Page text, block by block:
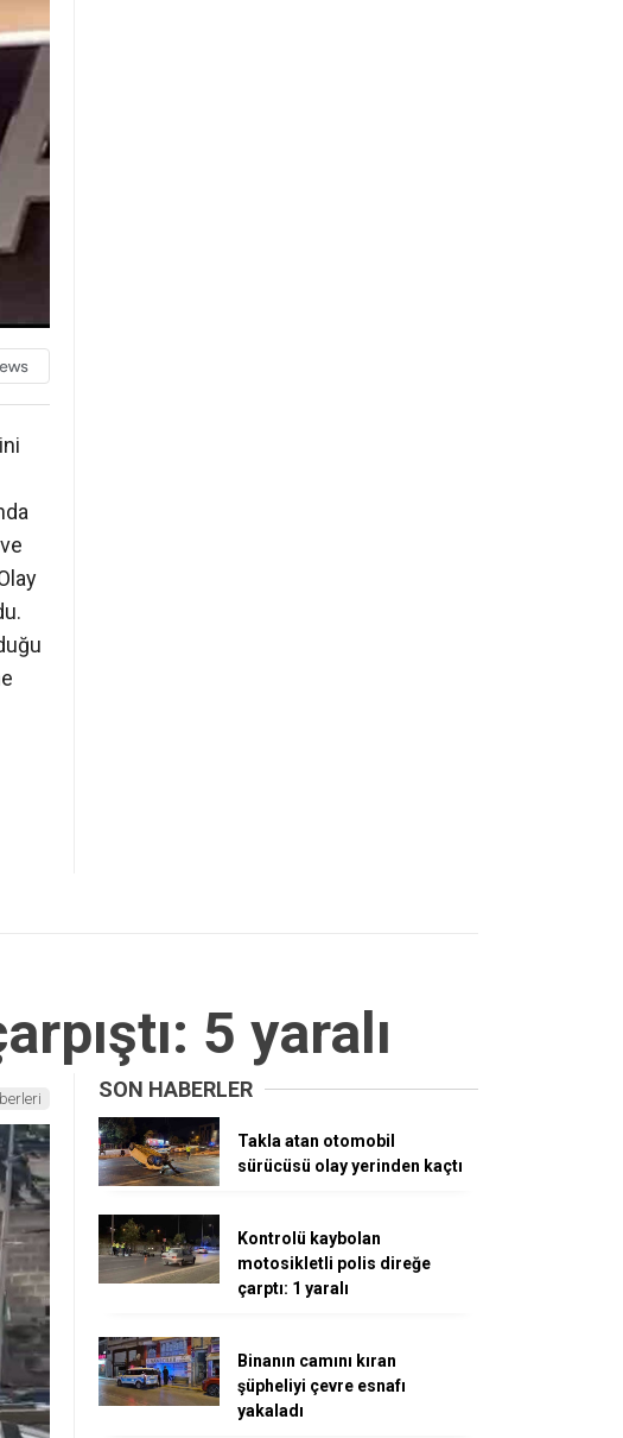
5 yaralı
SON HABERLER
Takla atan otomobil
sürücüsü olay yerinden kaçtı
Kontrolü kaybolan
motosikletli polis direğe
çarptı: 1 yaralı
Binanın camını kıran
şüpheliyi çevre esnafı
yakaladı